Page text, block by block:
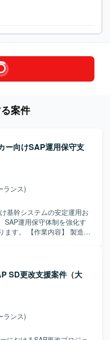
案件
ー向けSAP運用保守支
ランス)
基幹システムの安定運用お
SAP運用保守体制を強化す
】 製造メ
に対する要件整理や概要設
の分析および回答作成、な
ラムの改修や動作確認など
関連部門との調整やドキ
。 【求める人物
体的に取り組み、関係者と
ながら課題解決を進めて
自ら状況を整理し、顧客
SD更改支援案件（大
ランス)